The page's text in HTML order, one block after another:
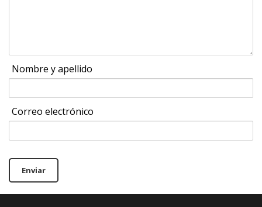
Nombre y apellido
Correo electrónico
Enviar